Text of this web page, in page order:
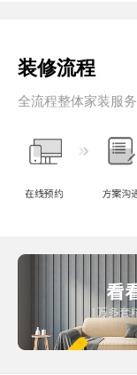
装修流程
全流程整体家装服务